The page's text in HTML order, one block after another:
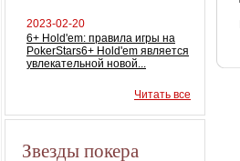
2023-02-20
6+ Hold'em: правила игры на
PokerStars6+ Hold'em является
увлекательной новой...
Читать все
Звезды покера